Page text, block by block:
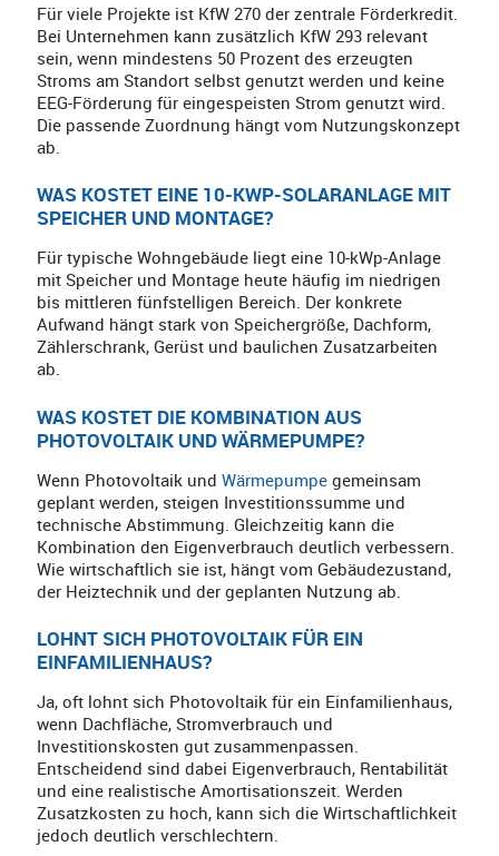
Für viele Projekte ist KfW 270 der zentrale Förderkredit.
Bei Unternehmen kann zusätzlich KfW 293 relevant
sein, wenn mindestens 50 Prozent des erzeugten
Stroms am Standort selbst genutzt werden und keine
EEG-Förderung für eingespeisten Strom genutzt wird.
Die passende Zuordnung hängt vom Nutzungskonzept
ab.
WAS KOSTET EINE 10-KWP-SOLARANLAGE MIT
SPEICHER UND MONTAGE?
Für typische Wohngebäude liegt eine 10-kWp-Anlage
mit Speicher und Montage heute häufig im niedrigen
bis mittleren fünfstelligen Bereich. Der konkrete
Aufwand hängt stark von Speichergröße, Dachform,
Zählerschrank, Gerüst und baulichen Zusatzarbeiten
ab.
WAS KOSTET DIE KOMBINATION AUS
PHOTOVOLTAIK UND WÄRMEPUMPE?
Wenn Photovoltaik undWärmepumpe gemeinsam
geplant werden, steigen Investitionssumme und
technische Abstimmung. Gleichzeitig kann die
Kombination den Eigenverbrauch deutlich verbessern.
Wie wirtschaftlich sie ist, hängt vom Gebäudezustand,
der Heiztechnik und der geplanten Nutzung ab.
LOHNT SICH PHOTOVOLTAIK FÜR EIN
EINFAMILIENHAUS?
Ja, oft lohnt sich Photovoltaik für ein Einfamilienhaus,
wenn Dachfläche, Stromverbrauch und
Investitionskosten gut zusammenpassen.
Entscheidend sind dabei Eigenverbrauch, Rentabilität
und eine realistische Amortisationszeit. Werden
Zusatzkosten zu hoch, kann sich die Wirtschaftlichkeit
jedoch deutlich verschlechtern.